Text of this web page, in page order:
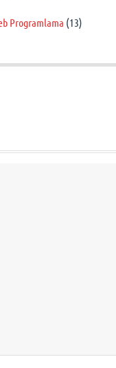
Programlama (13)